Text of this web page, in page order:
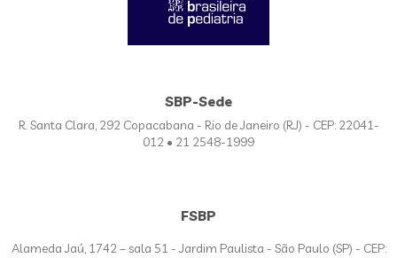
SBP-Sede
R. Santa Clara, 292 Copacabana - Rio de Janeiro (RJ) - CEP: 22041-
012 • 21 2548-1999
FSBP
Alameda Jaú, 1742 – sala 51 - Jardim Paulista - São Paulo (SP) - CEP: